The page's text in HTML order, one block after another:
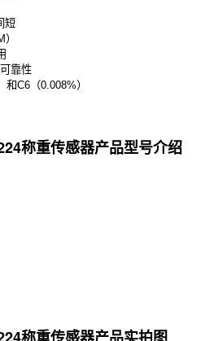
短
靠性
和C6（0.008%）
称重传感器产品型号介绍
称重传感器产品实拍图